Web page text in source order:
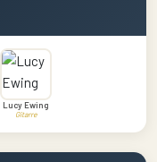
Lucy Ewing
Gitarre